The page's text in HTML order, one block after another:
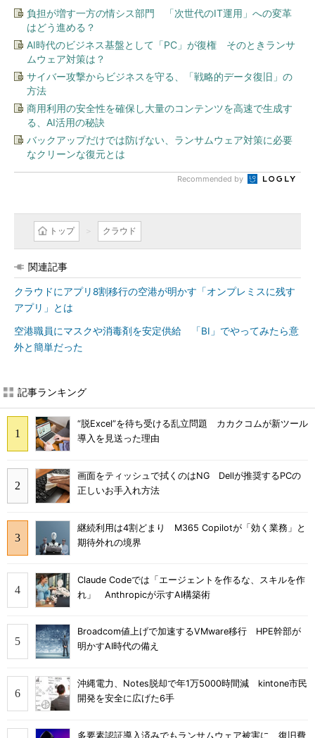
負担が増す一方の情シス部門 「次世代のIT運用」への変革
はどう進める？
AI時代のビジネス基盤として「PC」が復権 そのときランサ
ムウェア対策は？
サイバー攻撃からビジネスを守る、「戦略的データ復旧」の
方法
商用利用の安全性を確保し大量のコンテンツを高速で生成す
る、AI活用の秘訣
バックアップだけでは防げない、ランサムウェア対策に必要
なクリーンな復元とは
Recommended by
トップ クラウド
関連記事
クラウドにアプリ8割移行の空港が明かす「オンプレミスに残す
アプリ」とは
空港職員にマスクや消毒剤を安定供給 「BI」でやってみたら意
外と簡単だった
記事ランキング
“脱Excel”を待ち受ける乱立問題 カカクコムが新ツール
導入を見送った理由
画面をティッシュで拭くのはNG Dellが推奨するPCの
正しいお手入れ方法
継続利用は4割どまり M365 Copilotが「効く業務」と
期待外れの境界
Claude Codeでは「エージェントを作るな、スキルを作
れ」 Anthropicが示すAI構築術
Broadcom値上げで加速するVMware移行 HPE幹部が
明かすAI時代の備え
沖縄電力、Notes脱却で年1万5000時間減 kintone市民
開発を安全に広げた6手
多要素認証導入済みでもランサムウェア被害に 復旧費